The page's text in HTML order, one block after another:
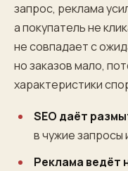
запрос, реклама
а покупатель не
не совпадает с
но заказов мало,
характеристики
SEO даёт
в чужие запросы
Реклама ведёт